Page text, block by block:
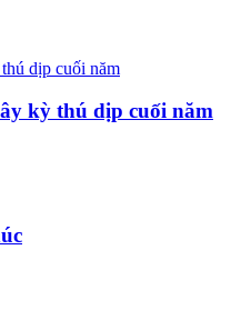
kỳ thú dịp cuối năm